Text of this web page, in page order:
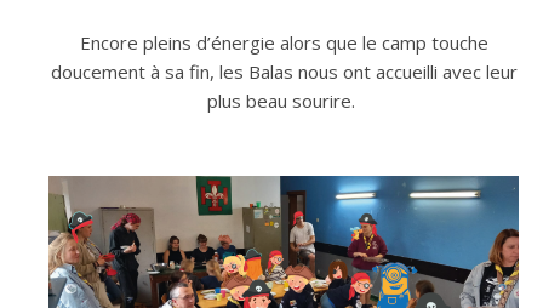
Encore pleins d’énergie alors que le camp touche
doucement à sa fin, les Balas nous ont accueilli avec leur
plus beau sourire.